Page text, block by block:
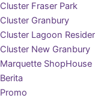
Cluster Fraser Park
Cluster Granbury
Cluster Lagoon
Cluster New Granbury
Marquette ShopHouse
Berita
Promo